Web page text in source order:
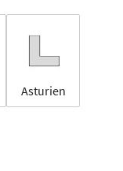
Asturien